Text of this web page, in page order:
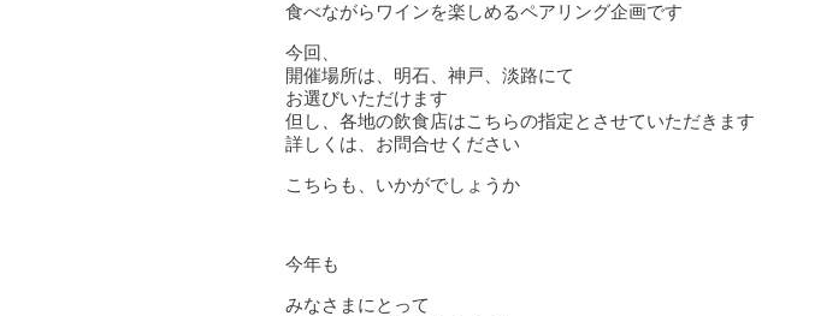
食べながらワインを楽しめるペアリング企画です
今回、
開催場所は、明石、神戸、淡路にて
お選びいただけます
但し、各地の飲食店はこちらの指定とさせていただきます
詳しくは、お問合せください
こちらも、いかがでしょうか
今年も
みなさまにとって